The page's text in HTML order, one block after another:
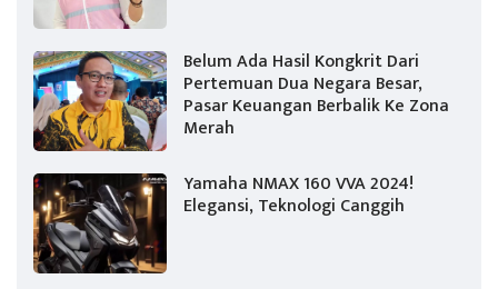
Belum Ada Hasil Kongkrit Dari
Pertemuan Dua Negara Besar,
Pasar Keuangan Berbalik Ke Zona
Merah
Yamaha NMAX 160 VVA 2024!
Elegansi, Teknologi Canggih